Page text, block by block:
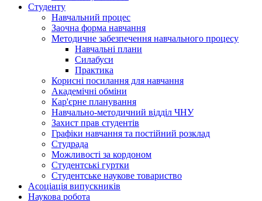
Студенту
Навчальний процес
Заочна форма навчання
Методичне забезпечення навчального процесу
Навчальні плани
Силабуси
Практика
Корисні посилання для навчання
Академічні обміни
Кар'єрне планування
Навчально-методичний відділ ЧНУ
Захист прав студентів
Графіки навчання та постійний розклад
Студрада
Можливості за кордоном
Студентські гуртки
Студентське наукове товариство
Асоціація випускників
Наукова робота